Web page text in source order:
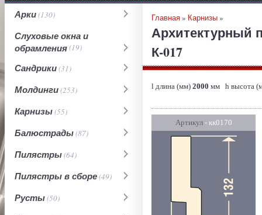
Арки(130)
Слуховые окна и
обрамления(19)
Сандрики(31)
Молдинги(253)
Карнизы(55)
Балюстрады(87)
Пилястры(64)
Пилястры в сборе(49)
Русты(50)
Главная» Карнизы»
Архитектурный
К-017
l длина (мм) 2000 мм h высота
Артикул- кк0170